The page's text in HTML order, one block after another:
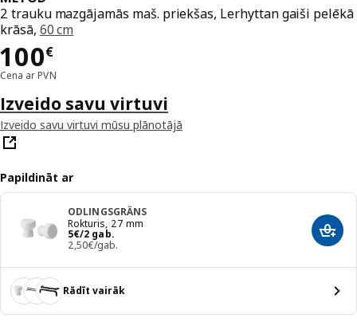
2 trauku mazgājamās maš. priekšas, Lerhyttan gaiši pelēkā
krāsā, 60 cm
100€
Cena 100€
Cena ar PVN
Izveido savu virtuvi
Izveido savu virtuvi mūsu plānotājā
Papildināt ar
ODLINGSGRÄNS
Rokturis, 27 mm
5€/2 gab.
Cena 5€/2 gab.
2,50€/gab.
Rādīt vairāk